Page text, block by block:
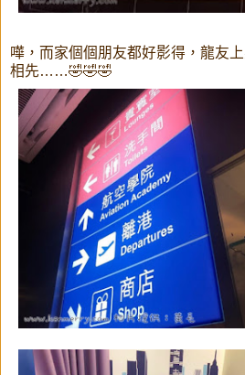
嘩，而家個個朋友都好影得，龍友
相先……🤣🤣🤣